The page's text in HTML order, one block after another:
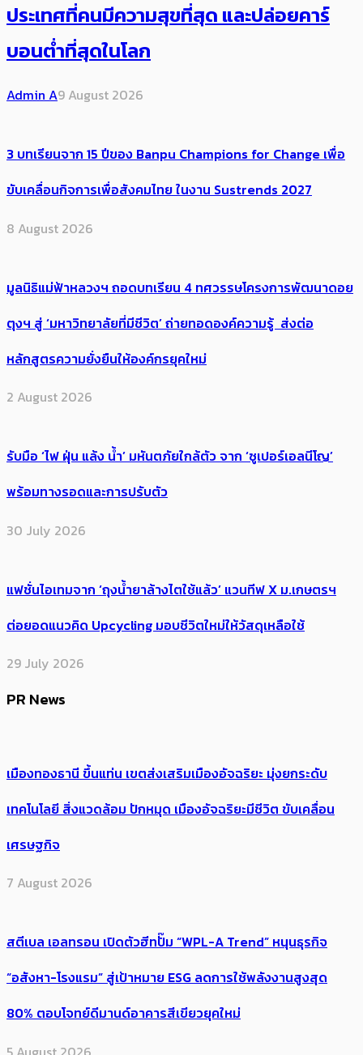
ประเทศ​ที่คน​มีความสุข​ที่สุด​​ และปล่อยคาร์​
บอนต่ำที่สุดในโลก
Admin A9 August 2026
3 บทเรียนจาก 15 ปีของ Banpu Champions for Change เพื่อ
ขับเคลื่อนกิจการเพื่อสังคมไทย ในงาน Sustrends 2027
8 August 2026
มูลนิธิแม่ฟ้าหลวงฯ ถอดบทเรียน 4 ทศวรรษโครงการพัฒนาดอย
ตุงฯ สู่ ‘มหาวิทยาลัยที่มีชีวิต’ ถ่ายทอดองค์ความรู้ ส่งต่อ
หลักสูตรความยั่งยืนให้องค์กรยุคใหม่
2 August 2026
รับมือ ‘ไฟ ฝุ่น แล้ง น้ำ’ มหันตภัยใกล้ตัว จาก ‘ซูเปอร์เอลนีโญ’
พร้อมทางรอดและการปรับตัว
30 July 2026
แฟชั่นไอเทมจาก ‘ถุงน้ำยาล้างไตใช้แล้ว’ แวนทีฟ X ม.เกษตรฯ
ต่อยอดแนวคิด Upcycling มอบชีวิตใหม่ให้วัสดุเหลือใช้
29 July 2026
PR News
เมืองทองธานี ขึ้นแท่น เขตส่งเสริมเมืองอัจฉริยะ มุ่งยกระดับ
เทคโนโลยี สิ่งแวดล้อม ปักหมุด เมืองอัจฉริยะมีชีวิต ขับเคลื่อน
เศรษฐกิจ
7 August 2026
สตีเบล เอลทรอน เปิดตัวฮีทปั๊ม “WPL-A Trend” หนุนธุรกิจ
“อสังหา-โรงแรม” สู่เป้าหมาย ESG ลดการใช้พลังงานสูงสุด
80% ตอบโจทย์ดีมานด์อาคารสีเขียวยุคใหม่